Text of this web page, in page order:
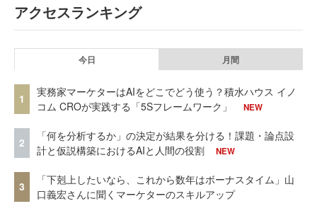
アクセスランキング
今日 月間
1
実務家マーケターはAIをどこでどう使う？積水ハウス イノ
コム CROが実践する「5Sフレームワーク」
NEW
2
「何を分析するか」の決定が結果を分ける！課題・論点設
計と仮説構築におけるAIと人間の役割
NEW
3
「下剋上したいなら、これから数年はボーナスタイム」山
口義宏さんに聞くマーケターのスキルアップ